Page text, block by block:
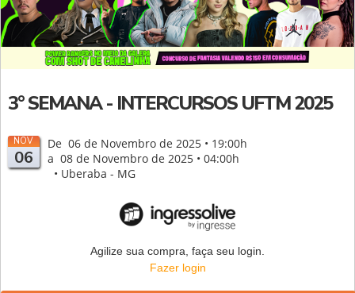
3° SEMANA - INTERCURSOS UFTM 2025
NOV
06
De 06 de Novembro de 2025 • 19:00h
a 08 de Novembro de 2025 • 04:00h
• Uberaba - MG
Agilize sua compra, faça seu login.
Fazer login